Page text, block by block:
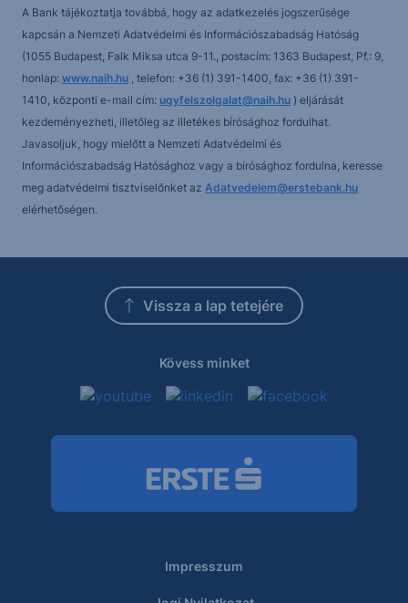
A Bank tájékoztatja továbbá, hogy az adatkezelés jogszerűsége
kapcsán a Nemzeti Adatvédelmi és Információszabadság Hatóság
(1055 Budapest, Falk Miksa utca 9-11., postacím: 1363 Budapest, Pf.: 9,
honlap: www.naih.hu , telefon: +36 (1) 391-1400, fax: +36 (1) 391-
1410, központi e-mail cím: ugyfelszolgalat@naih.hu ) eljárását
kezdeményezheti, illetőleg az illetékes bírósághoz fordulhat.
Javasoljuk, hogy mielőtt a Nemzeti Adatvédelmi és
Információszabadság Hatósághoz vagy a bírósághoz fordulna, keresse
meg adatvédelmi tisztviselőnket az Adatvedelem@erstebank.hu
elérhetőségen.
Vissza a lap tetejére
Kövess minket
Impresszum